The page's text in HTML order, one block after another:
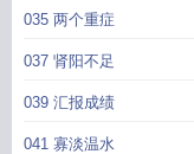
035 两个重症
037 肾阳不足
039 汇报成绩
041 寡淡温水